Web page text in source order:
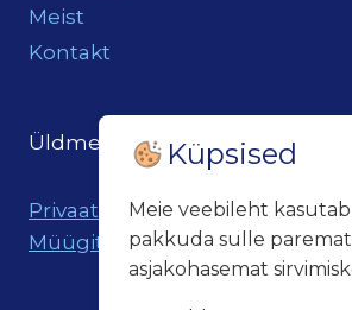
Meist
Kontakt
Üldmeil: loits@loitsukeller.ee
Privaatsuspoliitika
Müügitingimused
Küpsised
Meie veebileht
pakkuda sulle paremat
asjakohasemat